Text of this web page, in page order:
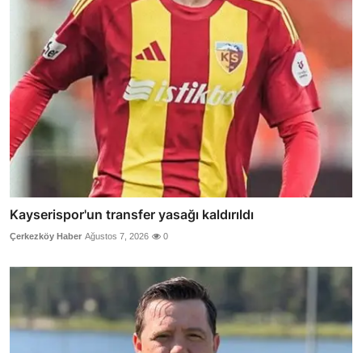
Kayserispor'un transfer yasağı kaldırıldı
Çerkezköy Haber Ağustos 7, 2026 0